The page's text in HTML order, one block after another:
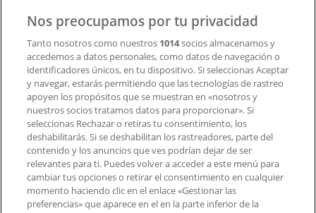
Contacto comercial y de marketing
Tienda mal colocada en el mapa
Notificar un folleto
¿Encontraste un problema en la web o en la
aplicación?
Índices
Nos preocupamos por tu privacidad
Tanto nosotros como nuestros 1014socios almacenamos y
accedemos a datos personales, como datos de navegación o
identificadores únicos, en tu dispositivo. Si seleccionas Aceptar
y navegar, estarás permitiendo que las tecnologías de rastreo
apoyen los propósitos que se muestran en «nosotros y
nuestros socios tratamos datos para proporcionar». Si
seleccionas Rechazar o retiras tu consentimiento, los
deshabilitarás. Si se deshabilitan los rastreadores, parte del
contenido y los anuncios que ves podrían dejar de ser
relevantes para ti. Puedes volver a acceder a este menú para
cambiar tus opciones o retirar el consentimiento en cualquier
momento haciendo clic en el enlace «Gestionar las
preferencias» que aparece en el en la parte inferior de la